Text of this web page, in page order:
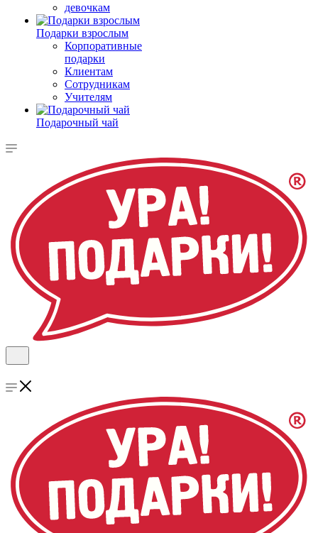
девочкам
Подарки взрослым
Корпоративные
подарки
Клиентам
Сотрудникам
Учителям
Подарочный чай